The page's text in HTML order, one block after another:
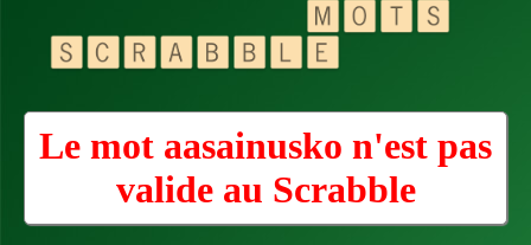
Le mot aasainusko n'est pas
valide au Scrabble